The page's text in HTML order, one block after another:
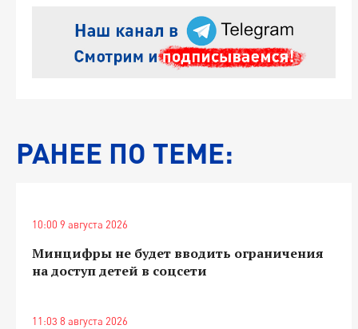
РАНЕЕ ПО ТЕМЕ:
10:00 9 августа 2026
Минцифры не будет вводить ограничения
на доступ детей в соцсети
11:03 8 августа 2026